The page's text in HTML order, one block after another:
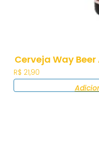
Cerveja Way
R$ 21,90